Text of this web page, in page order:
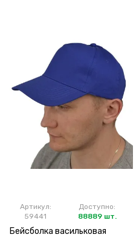
Артикул:
59441
Доступно:
88889 шт.
Бейсболка васильковая